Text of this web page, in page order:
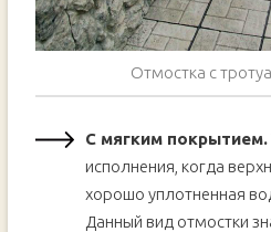
Отмостка с
С мягким покрытием.
исполнения, когда
хорошо уплотненная
Данный вид отмостки